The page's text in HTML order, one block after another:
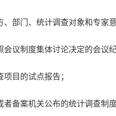
、部门、统计调查对象和专
会议制度集体讨论决定的会议
项目的试点报告；
者备案机关公布的统计调查制